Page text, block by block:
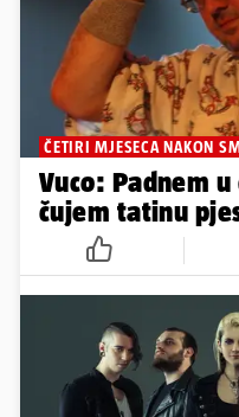
ČETIRI MJESECA NAKON
Vuco: Padnem
čujem tatinu